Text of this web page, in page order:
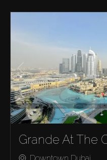
Grande At The